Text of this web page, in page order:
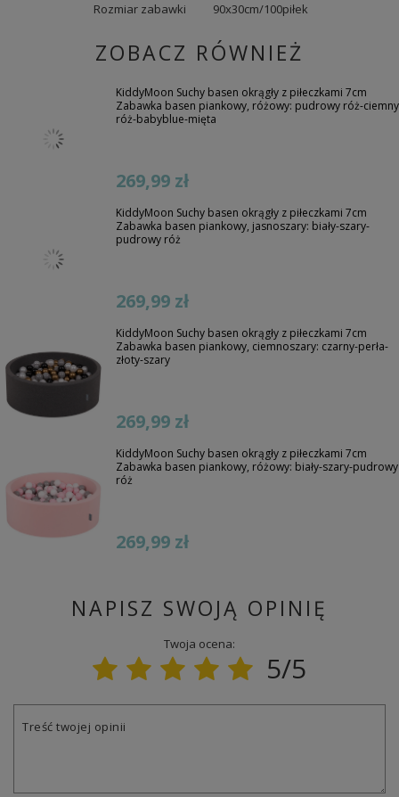
Rozmiar zabawki
90x30cm/100piłek
ZOBACZ RÓWNIEŻ
KiddyMoon Suchy basen okrągły z piłeczkami 7cm
Zabawka basen piankowy, różowy: pudrowy róż-ciemny
róż-babyblue-mięta
269,99 zł
KiddyMoon Suchy basen okrągły z piłeczkami 7cm
Zabawka basen piankowy, jasnoszary: biały-szary-
pudrowy róż
269,99 zł
KiddyMoon Suchy basen okrągły z piłeczkami 7cm
Zabawka basen piankowy, ciemnoszary: czarny-perła-
złoty-szary
269,99 zł
KiddyMoon Suchy basen okrągły z piłeczkami 7cm
Zabawka basen piankowy, różowy: biały-szary-pudrowy
róż
269,99 zł
NAPISZ SWOJĄ OPINIĘ
Twoja ocena:
5/5
Treść twojej opinii